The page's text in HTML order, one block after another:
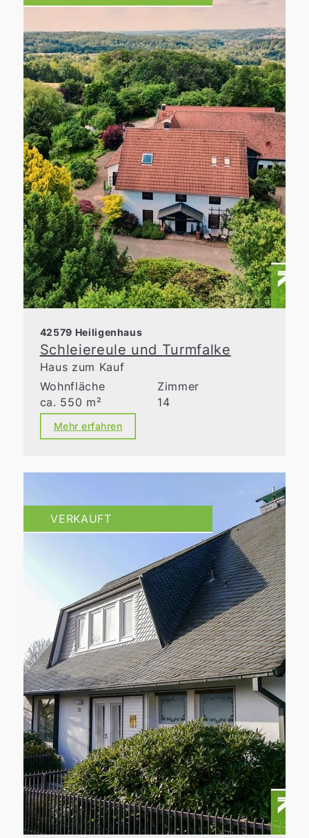
42579 Heiligenhaus
Schleiereule und Turmfalke
Haus zum Kauf
Wohnfläche
ca. 550 m²
Zimmer
14
Mehr erfahren
VERKAUFT